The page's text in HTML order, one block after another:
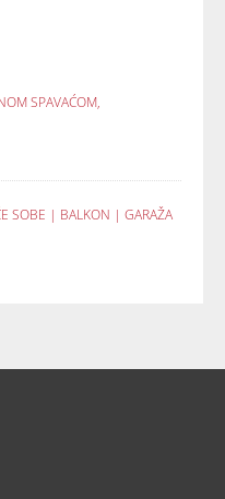
SPAVAĆOM,
SOBE | BALKON | GARAŽA